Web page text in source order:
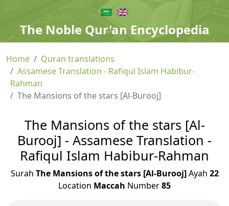
The Noble Qur'an Encyclopedia
Home
Quran translations
Assamese Translation - Rafiqul Islam Habibur-
Rahman
The Mansions of the stars [Al-Burooj]
The Mansions of the stars [Al-
Burooj] - Assamese Translation -
Rafiqul Islam Habibur-Rahman
Surah The Mansions of the stars [Al-Burooj]Ayah 22
Location Maccah Number85